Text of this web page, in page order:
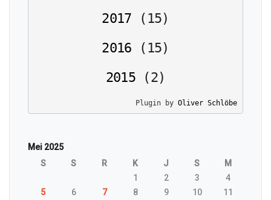
2017
( 15)
2016
( 15)
2015
(2)
Plugin by Oliver Schlöbe
Mei 2025
S
S R K J S
M
1
2 3
4
5
6 7 8 9 10
11